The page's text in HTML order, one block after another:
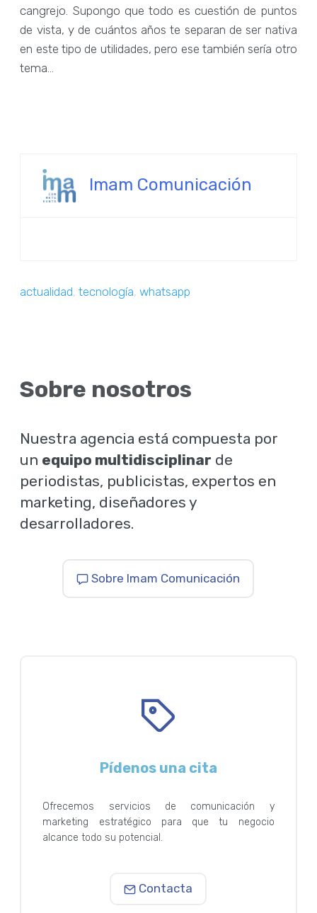
cangrejo. Supongo que todo es cuestión de puntos
de vista, y de cuántos años te separan de ser nativa
en este tipo de utilidades, pero ese también sería otro
tema…
Imam Comunicación
actualidad,tecnología,whatsapp
Sobre nosotros
Nuestra agencia está compuesta por
un equipo multidisciplinar de
periodistas, publicistas, expertos en
marketing, diseñadores y
desarrolladores.
Sobre Imam Comunicación
Pídenos una cita
Ofrecemos servicios de comunicación y
marketing estratégico para que tu negocio
alcance todo su potencial.
Contacta